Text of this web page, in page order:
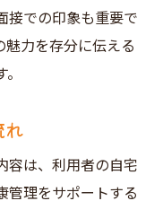
接での印象も重要で
魅力を存分に伝える
容は、利用者の自宅
管理をサポートする